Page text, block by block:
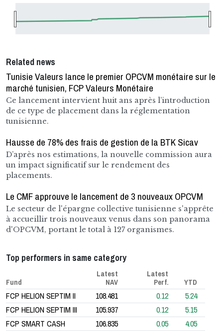
Related news
Tunisie Valeurs lance le premier OPCVM monétaire sur le
marché tunisien, FCP Valeurs Monétaire
Ce lancement intervient huit ans après l’introduction
de ce type de placement dans la réglementation
tunisienne.
Hausse de 78% des frais de gestion de la BTK Sicav
D’après nos estimations, la nouvelle commission aura
un impact significatif sur le rendement des
placements.
Le CMF approuve le lancement de 3 nouveaux OPCVM
Le secteur de l'épargne collective tunisienne s'apprête
à accueillir trois nouveaux venus dans son panorama
d'OPCVM, portant le total à 127 organismes.
Top performers in same category
Fund
Latest
NAV
Latest
Perf.
YTD
FCP HELION SEPTIM II 108.481 0.12
5.24
FCP HELION SEPTIM III
105.937 0.12
5.15
FCP SMART CASH
106.835 0.05
4.05